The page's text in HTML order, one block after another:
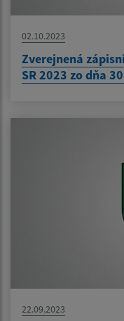
02.10.2023
Zverejnená
SR 2023 zo dňa
22.09.2023